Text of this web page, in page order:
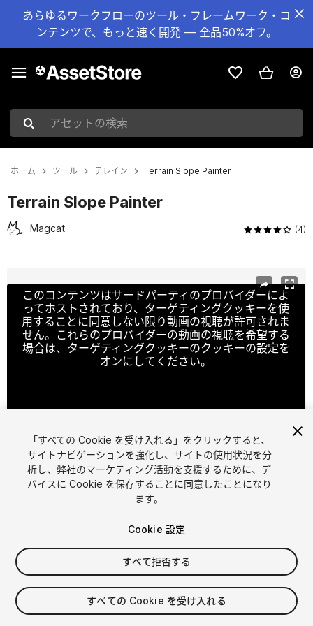
あらゆるワークフローのツール・フレームワーク・コ
ンテンツで、もっと速く開発 — 全品50%オフ。
アセットの検索
ホーム ツール テレイン Terrain Slope Painter
Terrain Slope Painter
Magcat (4)
このコンテンツはサードパーティのプロバイダーによ
ってホストされており、ターゲティングクッキーを使
用することに同意しない限り動画の視聴が許可されま
せん。これらのプロバイダーの動画の視聴を希望する
場合は、ターゲティングクッキーのクッキーの設定を
オンにしてください。
1 /8
$10
シート 1
「すべての Cookie を受け入れる」をクリックすると、
サイトナビゲーションを強化し、サイトの使用状況を分
析し、弊社のマーケティング活動を支援するために、デ
バイスに Cookie を保存することに同意したことになり
ます。
Cookie 設定
すべて拒否する
すべての Cookie を受け入れる